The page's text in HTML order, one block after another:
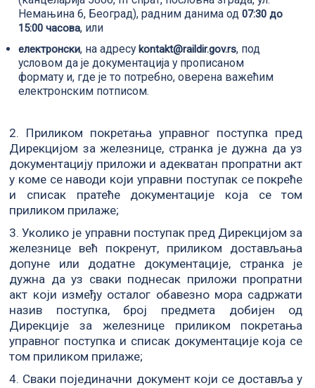
Немањина 6, Београд), радним данима од07:30 до
15:00 часова, или
електронски, на адресуkontakt@raildir.gov.rs, под
условом да је документација у прописаном
формату и, где је то потребно, оверена важећим
електронским потписом.
2. Приликом покретања управног поступка пред
Дирекцијом за железнице, странка је дужна да уз
документацију приложи и адекватан пропратни акт
у коме се наводи који управни поступак се покреће
и списак пратеће документације која се том
приликом прилаже;
3. Уколико је управни поступак пред Дирекцијом за
железнице већ покренут, приликом достављања
допуне или додатне документације, странка је
дужна да уз сваки поднесак приложи пропратни
акт који између осталог обавезно мора садржати
назив поступка, број предмета добијен од
Дирекције за железнице приликом покретања
управног поступка и списак документације која се
том приликом прилаже;
4. Сваки појединачни документ који се доставља у